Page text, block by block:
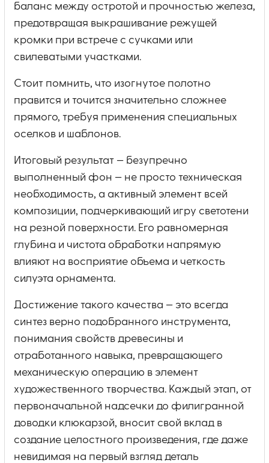
баланс между остротой и прочностью железа,
предотвращая выкрашивание режущей
кромки при встрече с сучками или
свилеватыми участками.
Стоит помнить, что изогнутое полотно
правится и точится значительно сложнее
прямого, требуя применения специальных
оселков и шаблонов.
Итоговый результат — безупречно
выполненный фон — не просто техническая
необходимость, а активный элемент всей
композиции, подчеркивающий игру светотени
на резной поверхности. Его равномерная
глубина и чистота обработки напрямую
влияют на восприятие объема и четкость
силуэта орнамента.
Достижение такого качества — это всегда
синтез верно подобранного инструмента,
понимания свойств древесины и
отработанного навыка, превращающего
механическую операцию в элемент
художественного творчества. Каждый этап, от
первоначальной надсечки до филигранной
доводки клюкарзой, вносит свой вклад в
создание целостного произведения, где даже
невидимая на первый взгляд деталь